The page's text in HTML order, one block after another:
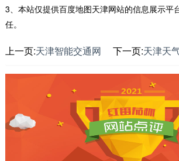
3、本站仅提供百度地图天津网站的信息展示平
任。
上一页:天津智能交通网 下一页:天津天